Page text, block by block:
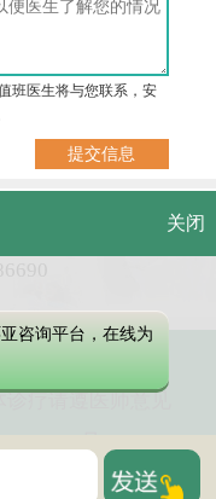
班医生将与您联系，安
区解放大道479号
白癜风医院
疗请遵医师意见
-2
关闭
咨询平台，在线为